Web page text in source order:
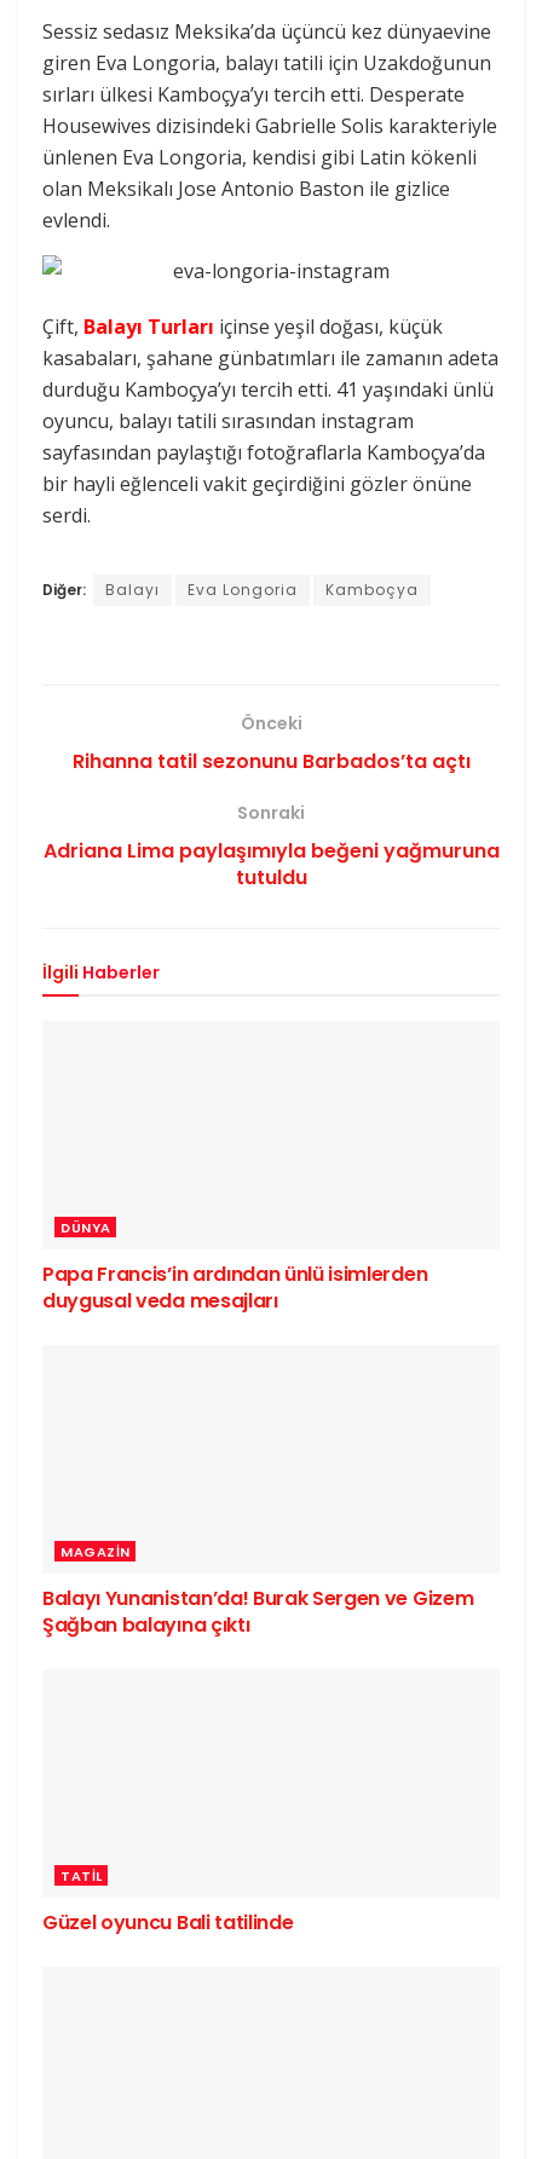
Sessiz sedasız Meksika’da üçüncü kez dünyaevine
giren Eva Longoria, balayı tatili için Uzakdoğunun
sırları ülkesi Kamboçya’yı tercih etti. Desperate
Housewives dizisindeki Gabrielle Solis karakteriyle
ünlenen Eva Longoria, kendisi gibi Latin kökenli
olan Meksikalı Jose Antonio Baston ile gizlice
evlendi.
Çift, Balayı Turları içinse yeşil doğası, küçük
kasabaları, şahane günbatımları ile zamanın adeta
durduğu Kamboçya’yı tercih etti. 41 yaşındaki ünlü
oyuncu, balayı tatili sırasından instagram
sayfasından paylaştığı fotoğraflarla Kamboçya’da
bir hayli eğlenceli vakit geçirdiğini gözler önüne
serdi.
Diğer: Balayı Eva Longoria Kamboçya
Önceki
Rihanna tatil sezonunu Barbados’ta açtı
Sonraki
Adriana Lima paylaşımıyla beğeni yağmuruna
tutuldu
İlgili Haberler
DÜNYA
Papa Francis’in ardından ünlü isimlerden
duygusal veda mesajları
MAGAZIN
Balayı Yunanistan’da! Burak Sergen ve Gizem
Şağban balayına çıktı
TATIL
Güzel oyuncu Bali tatilinde